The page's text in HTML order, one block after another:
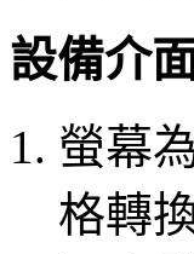
設備介
螢幕
格轉